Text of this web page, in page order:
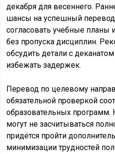
декабря для весеннего.
шансы на успешный
согласовать учебные планы
без пропуска дисциплин.
обсудить детали с
избежать задержек.
Перевод по целевому
обязательной проверкой
образовательных
могут не засчитываться
придётся пройти
минимизации трудностей